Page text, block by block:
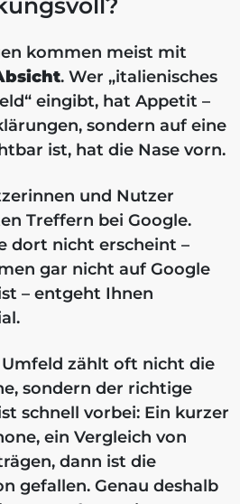
kommen meist mit
. Wer „italienisches
eingibt, hat Appetit –
sondern auf eine
ist, hat die Nase vorn.
und Nutzer
Treffern bei Google.
dort nicht erscheint –
gar nicht auf Google
– entgeht Ihnen
zählt oft nicht die
sondern der richtige
schnell vorbei: Ein kurzer
ein Vergleich von
dann ist die
gefallen. Genau deshalb